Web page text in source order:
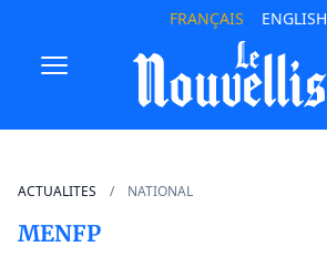
FRANÇAIS ENGLISH
ACTUALITES NATIONAL
MENFP